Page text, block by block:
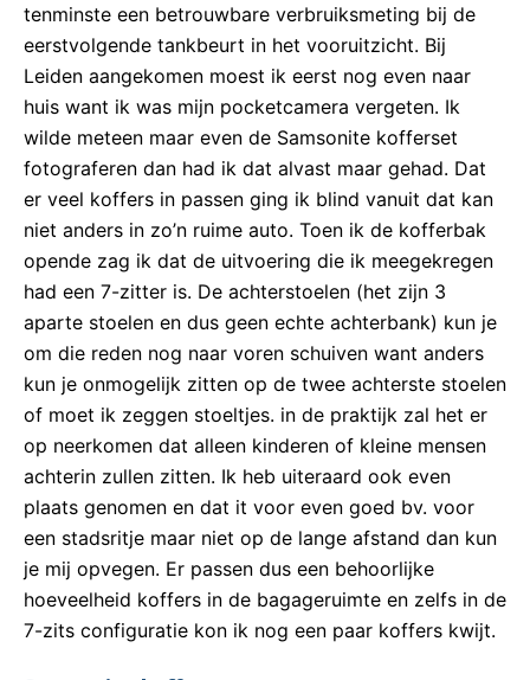
tenminste een betrouwbare verbruiksmeting bij de
eerstvolgende tankbeurt in het vooruitzicht. Bij
Leiden aangekomen moest ik eerst nog even naar
huis want ik was mijn pocketcamera vergeten. Ik
wilde meteen maar even de Samsonite kofferset
fotograferen dan had ik dat alvast maar gehad. Dat
er veel koffers in passen ging ik blind vanuit dat kan
niet anders in zo’n ruime auto. Toen ik de kofferbak
opende zag ik dat de uitvoering die ik meegekregen
had een 7-zitter is. De achterstoelen (het zijn 3
aparte stoelen en dus geen echte achterbank) kun je
om die reden nog naar voren schuiven want anders
kun je onmogelijk zitten op de twee achterste stoelen
of moet ik zeggen stoeltjes. in de praktijk zal het er
op neerkomen dat alleen kinderen of kleine mensen
achterin zullen zitten. Ik heb uiteraard ook even
plaats genomen en dat it voor even goed bv. voor
een stadsritje maar niet op de lange afstand dan kun
je mij opvegen. Er passen dus een behoorlijke
hoeveelheid koffers in de bagageruimte en zelfs in de
7-zits configuratie kon ik nog een paar koffers kwijt.